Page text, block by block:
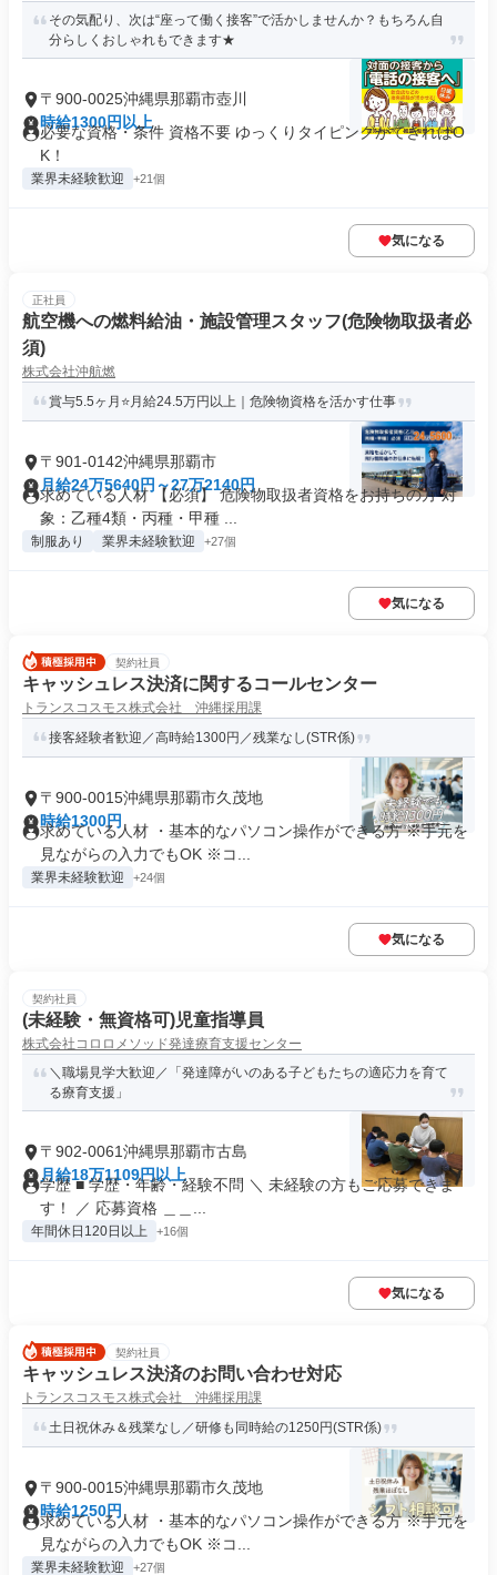
その気配り、次は“座って働く接客”で活かしませんか？もちろん自
分らしくおしゃれもできます★
〒900-0025沖縄県那覇市壺川
時給1300円以上
必要な資格・条件 資格不要 ゆっくりタイピングができればO
K！
業界未経験歓迎 +21個
気になる
正社員
航空機への燃料給油・施設管理スタッフ(危険物取扱者必
須)
株式会社沖航燃
賞与5.5ヶ月⭐月給24.5万円以上｜危険物資格を活かす仕事
〒901-0142沖縄県那覇市
月給24万5640円～27万2140円
求めている人材 【必須】 危険物取扱者資格をお持ちの方 対
象：乙種4類・丙種・甲種 ...
制服あり 業界未経験歓迎 +27個
気になる
契約社員
キャッシュレス決済に関するコールセンター
トランスコスモス株式会社 沖縄採用課
接客経験者歓迎／高時給1300円／残業なし(STR係)
〒900-0015沖縄県那覇市久茂地
時給1300円
求めている人材 ・基本的なパソコン操作ができる方 ※手元を
見ながらの入力でもOK ※コ...
業界未経験歓迎 +24個
気になる
契約社員
(未経験・無資格可)児童指導員
株式会社コロロメソッド発達療育支援センター
＼職場見学大歓迎／「発達障がいのある子どもたちの適応力を育て
る療育支援」
〒902-0061沖縄県那覇市古島
月給18万1109円以上
学歴 ■ 学歴・年齢・経験不問 ＼ 未経験の方もご応募できま
す！ ／ 応募資格 ＿＿...
年間休日120日以上 +16個
気になる
契約社員
キャッシュレス決済のお問い合わせ対応
トランスコスモス株式会社 沖縄採用課
土日祝休み＆残業なし／研修も同時給の1250円(STR係)
〒900-0015沖縄県那覇市久茂地
時給1250円
求めている人材 ・基本的なパソコン操作ができる方 ※手元を
見ながらの入力でもOK ※コ...
業界未経験歓迎 +27個